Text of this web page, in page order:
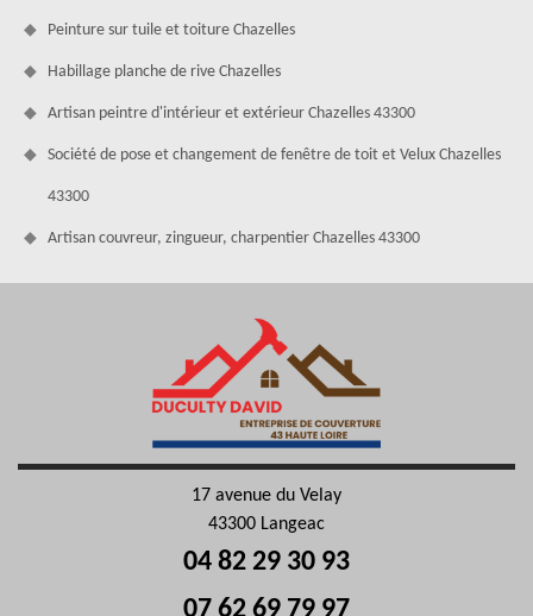
Peinture sur tuile et toiture Chazelles
Habillage planche de rive Chazelles
Artisan peintre d'intérieur et extérieur Chazelles 43300
Société de pose et changement de fenêtre de toit et Velux Chazelles
43300
Artisan couvreur, zingueur, charpentier Chazelles 43300
17 avenue du Velay
43300 Langeac
04 82 29 30 93
07 62 69 79 97